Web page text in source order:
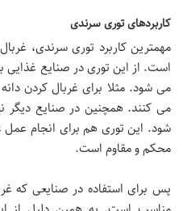
کاربردهای توری سرندی
مهمترین کاربرد توری سرندی،
است. از این توری در صنایع غذایی
می شود. مثلا برای غربال کردن
می کنند. همچنین در صنایع دیگر
شود. این توری هم برای انجام
محکم و مقاوم است.
پس برای استفاده در صنایعی که